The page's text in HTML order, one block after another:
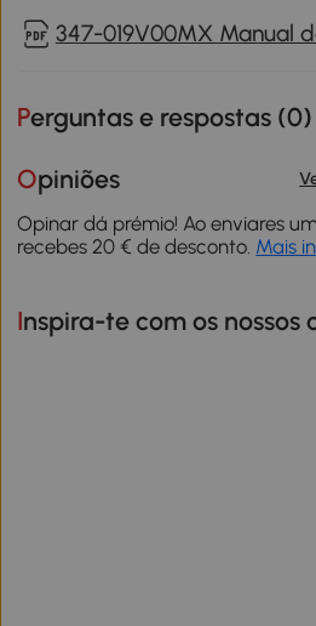
347-019V00MX Manual
Perguntas e respostas (0)
Opiniões
Opinar dá prémio! Ao enviares
recebes 20 € de desconto. Mais
Inspira-te com os nossos